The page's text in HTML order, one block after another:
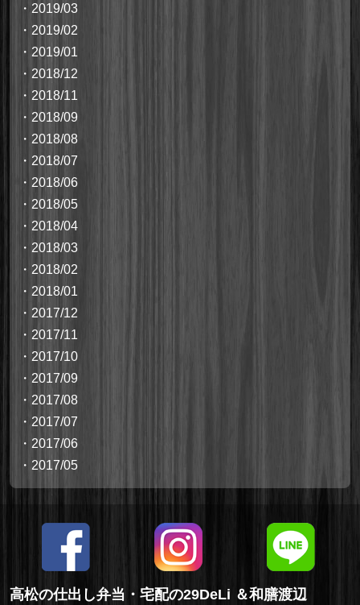
・ 2019/03
・ 2019/02
・ 2019/01
・ 2018/12
・ 2018/11
・ 2018/09
・ 2018/08
・ 2018/07
・ 2018/06
・ 2018/05
・ 2018/04
・ 2018/03
・ 2018/02
・ 2018/01
・ 2017/12
・ 2017/11
・ 2017/10
・ 2017/09
・ 2017/08
・ 2017/07
・ 2017/06
・ 2017/05
高松の仕出し弁当・宅配の29DeLi ＆和膳渡辺